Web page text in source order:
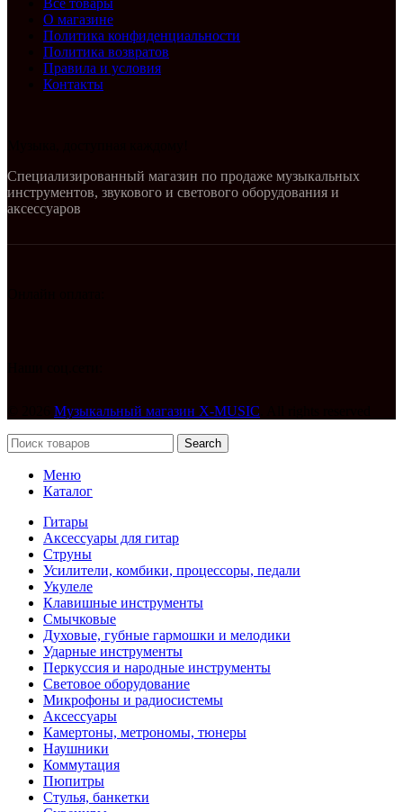
Все товары
О магазине
Политика конфиденциальности
Политика возвратов
Правила и условия
Контакты
Специализированный магазин по продаже музыкальных
инструментов, звукового и светового оборудования и
аксессуаров
Музыкальный магазин X-MUSIC
Search
Меню
Каталог
Гитары
Аксессуары для гитар
Струны
Усилители, комбики, процессоры, педали
Укулеле
Клавишные инструменты
Смычковые
Духовые, губные гармошки и мелодики
Ударные инструменты
Перкуссия и народные инструменты
Световое оборудование
Микрофоны и радиосистемы
Аксессуары
Камертоны, метрономы, тюнеры
Наушники
Коммутация
Пюпитры
Стулья, банкетки